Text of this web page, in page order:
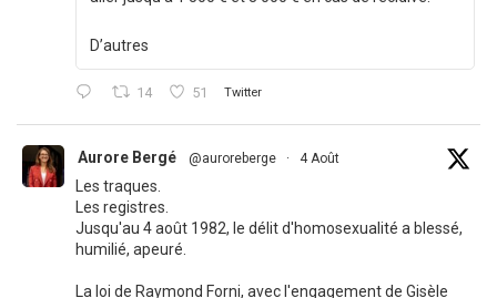
D’autres
14 51 Twitter
Aurore Bergé @auroreberge · 4 Août
Les traques.
Les registres.
Jusqu'au 4 août 1982, le délit d'homosexualité a blessé,
humilié, apeuré.
La loi de Raymond Forni, avec l'engagement de Gisèle